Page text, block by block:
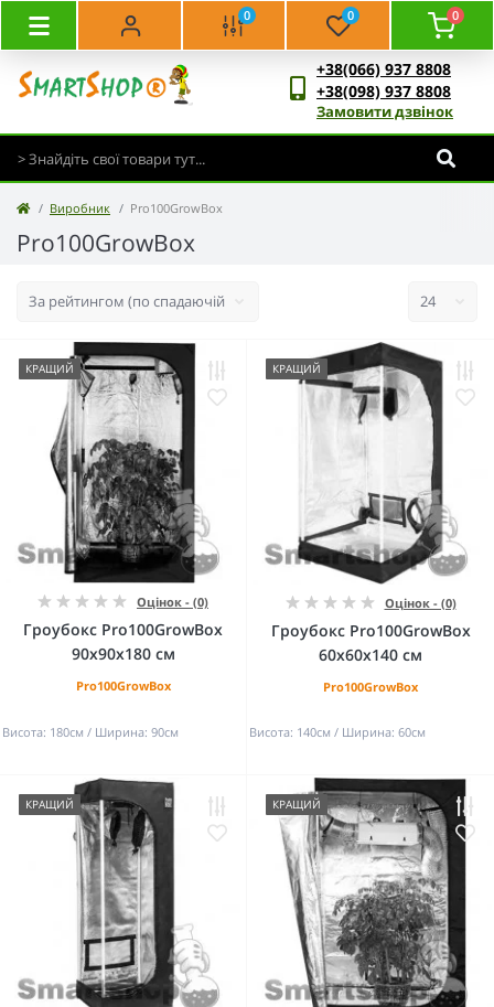
0 0 0
+38(066) 937 8808
+38(098) 937 8808
Замовити дзвінок
Виробник Pro100GrowBox
Pro100GrowBox
КРАЩИЙ
Оцінок - (0)
Гроубокс Pro100GrowBox
90х90х180 см
Pro100GrowBox
Висота: 180см Ширина: 90см
КРАЩИЙ
Оцінок - (0)
Гроубокс Pro100GrowBox
60х60х140 см
Pro100GrowBox
Висота: 140см Ширина: 60см
КРАЩИЙ КРАЩИЙ